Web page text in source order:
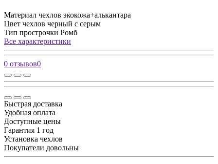
Материал чехлов экокожа+алькантара
Цвет чехлов черный с серым
Тип прострочки Ромб
Все характеристики
0 отзывов0
Быстрая доставка
Удобная оплата
Доступные цены
Гарантия 1 год
Установка чехлов
Покупатели довольны